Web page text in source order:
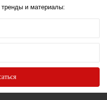
и материалы: